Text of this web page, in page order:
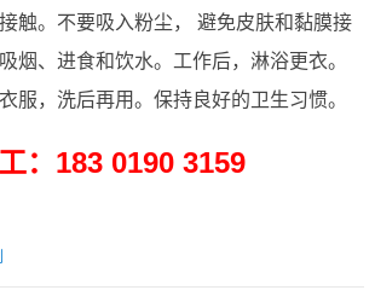
触。不要吸入粉尘， 避免皮肤和黏膜接
烟、进食和饮水。工作后，淋浴更衣。
服，洗后再用。保持良好的卫生习惯。
： 183 0190 3159